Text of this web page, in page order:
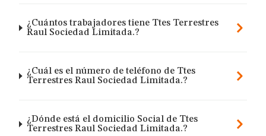
¿Cuántos trabajadores tiene Ttes Terrestres
Raul Sociedad Limitada.?
¿Cuál es el número de teléfono de Ttes
Terrestres Raul Sociedad Limitada.?
¿Dónde está el domicilio Social de Ttes
Terrestres Raul Sociedad Limitada.?